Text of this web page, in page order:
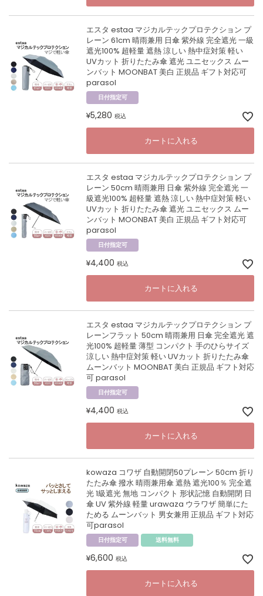
エスタ estaa マジカルテックプロテクション プ
レーン 61cm 晴雨兼用 日傘 紫外線 完全遮光 一級
遮光100% 超軽量 遮熱 涼しい 熱中症対策 軽い
UVカット 折りたたみ傘 遮光 ユニセックス ムー
ンバット MOONBAT 美白 正規品 ギフト対応可
parasol
日付指定可
¥5,280 税込
カートに入れる
エスタ estaa マジカルテックプロテクション プ
レーン 50cm 晴雨兼用 日傘 紫外線 完全遮光 一
級遮光100% 超軽量 遮熱 涼しい 熱中症対策 軽い
UVカット 折りたたみ傘 遮光 ユニセックス ムー
ンバット MOONBAT 美白 正規品 ギフト対応可
parasol
日付指定可
¥4,400 税込
カートに入れる
エスタ estaa マジカルテックプロテクション プ
レーンフラット 50cm 晴雨兼用 日傘 完全遮光 遮
光100% 超軽量 薄型 コンパクト 手のひらサイズ
涼しい 熱中症対策 軽い UVカット 折りたたみ傘
ムーンバット MOONBAT 美白 正規品 ギフト対応
可 parasol
日付指定可
¥4,400 税込
カートに入れる
kowaza コワザ 自動開閉50プレーン 50cm 折り
たたみ傘 撥水 晴雨兼用傘 遮熱 遮光100％ 完全遮
光 1級遮光 無地 コンパクト 形状記憶 自動開閉 日
傘 UV 紫外線 軽量 urawaza ウラワザ 簡単にた
ためる ムーンバット 男女兼用 正規品 ギフト対応
可parasol
日付指定可 送料無料
¥6,600 税込
カートに入れる